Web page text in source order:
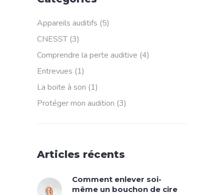
Appareils auditifs (5)
CNESST (3)
Comprendre la perte auditive (4)
Entrevues (1)
La boite à son (1)
Protéger mon audition (3)
Articles récents
Comment enlever soi-
même un bouchon de cire